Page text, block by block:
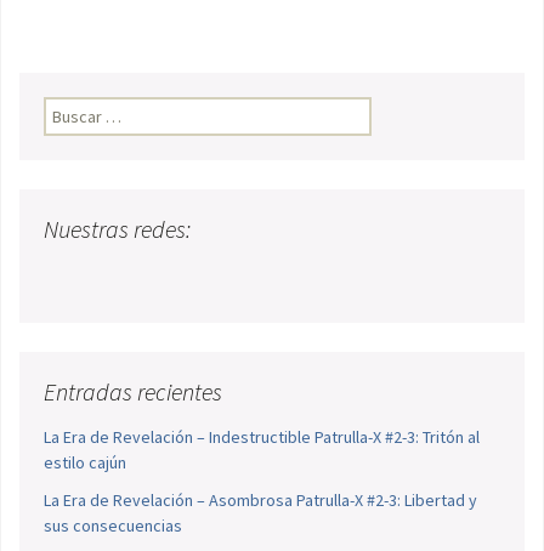
Buscar:
Nuestras redes:
Entradas recientes
La Era de Revelación – Indestructible Patrulla-X #2-3: Tritón al
estilo cajún
La Era de Revelación – Asombrosa Patrulla-X #2-3: Libertad y
sus consecuencias